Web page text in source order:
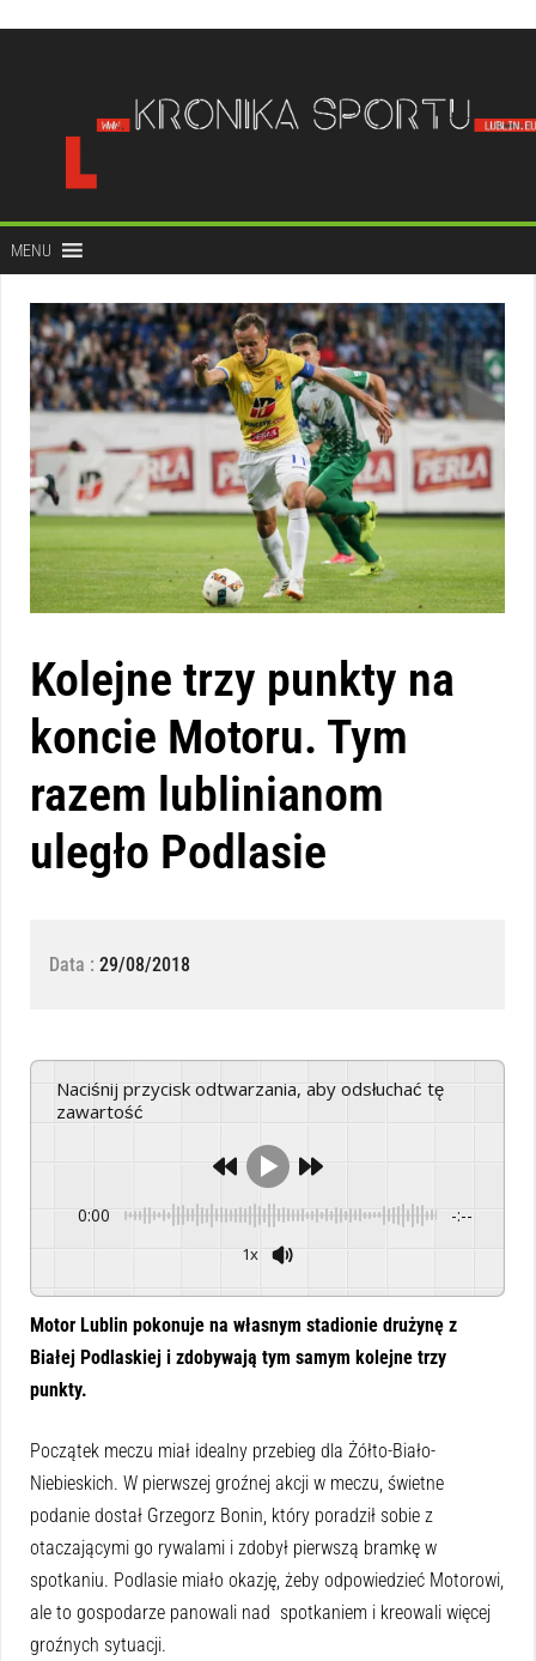
treści
MENU
Kolejne trzy punkty na
koncie Motoru. Tym
razem lublinianom
uległo Podlasie
Data : 29/08/2018
Naciśnij przycisk odtwarzania, aby odsłuchać tę
zawartość
0:00 -:--
1x
Motor Lublin pokonuje na własnym stadionie drużynę z
Białej Podlaskiej i zdobywają tym samym kolejne trzy
punkty.
Początek meczu miał idealny przebieg dla Żółto-Biało-
Niebieskich. W pierwszej groźnej akcji w meczu, świetne
podanie dostał Grzegorz Bonin, który poradził sobie z
otaczającymi go rywalami i zdobył pierwszą bramkę w
spotkaniu. Podlasie miało okazję, żeby odpowiedzieć Motorowi,
ale to gospodarze panowali nad spotkaniem i kreowali więcej
groźnych sytuacji.